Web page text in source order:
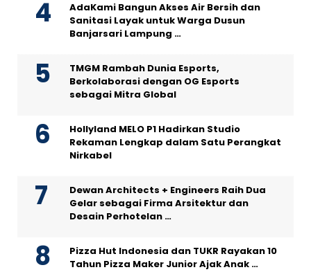
AdaKami Bangun Akses Air Bersih dan
Sanitasi Layak untuk Warga Dusun
Banjarsari Lampung …
TMGM Rambah Dunia Esports,
Berkolaborasi dengan OG Esports
sebagai Mitra Global
Hollyland MELO P1 Hadirkan Studio
Rekaman Lengkap dalam Satu Perangkat
Nirkabel
Dewan Architects + Engineers Raih Dua
Gelar sebagai Firma Arsitektur dan
Desain Perhotelan …
Pizza Hut Indonesia dan TUKR Rayakan 10
Tahun Pizza Maker Junior Ajak Anak …